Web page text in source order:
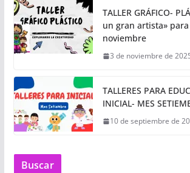
TALLER GRÁFICO-
un gran artista»
noviembre
3 de noviembre de
TALLERES PARA
INICIAL- MES
10 de septiembre de
Buscar